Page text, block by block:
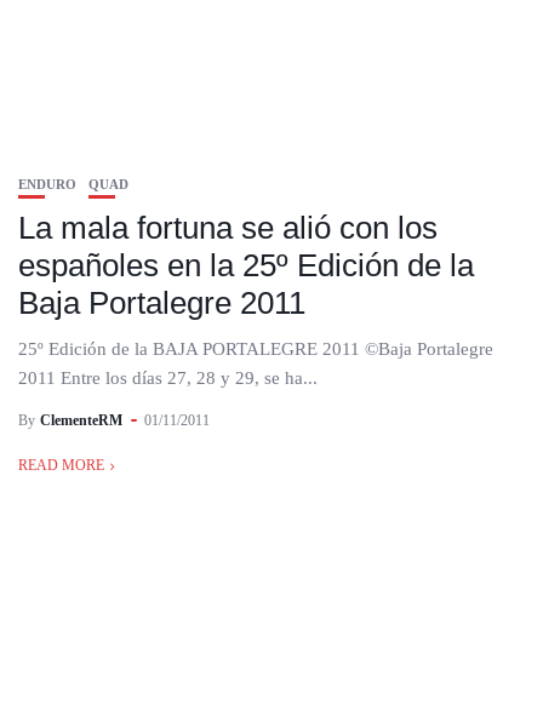
ENDURO QUAD
La mala fortuna se alió con los
españoles en la 25º Edición de la
Baja Portalegre 2011
25º Edición de la BAJA PORTALEGRE 2011 ©Baja Portalegre
2011 Entre los días 27, 28 y 29, se ha...
By ClementeRM 01/11/2011
READ MORE